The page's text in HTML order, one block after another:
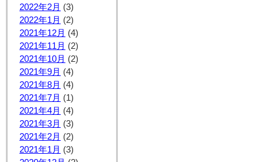
2022年2月 (3)
2022年1月 (2)
2021年12月 (4)
2021年11月 (2)
2021年10月 (2)
2021年9月 (4)
2021年8月 (4)
2021年7月 (1)
2021年4月 (4)
2021年3月 (3)
2021年2月 (2)
2021年1月 (3)